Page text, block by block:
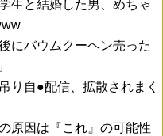
生と結婚した男、めちゃ
にバウムクーヘン売った
り自●配信、拡散されまく
原因は『これ』の可能性